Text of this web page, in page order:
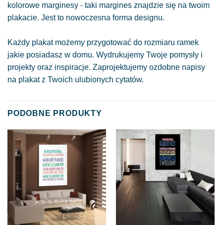
kolorowe marginesy - taki margines znajdzie się na twoim
plakacie. Jest to nowoczesna forma designu.
Każdy plakat możemy przygotować do rozmiaru ramek
jakie posiadasz w domu. Wydrukujemy Twoje pomysły i
projekty oraz inspiracje. Zaprojektujemy ozdobne napisy
na plakat z Twoich ulubionych cytatów.
PODOBNE PRODUKTY